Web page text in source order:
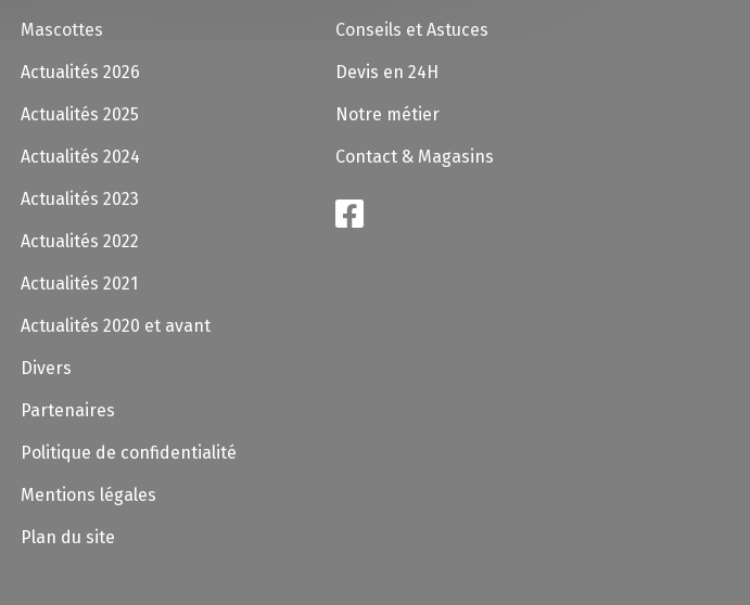
Mascottes
Actualités 2026
Actualités 2025
Actualités 2024
Actualités 2023
Actualités 2022
Actualités 2021
Actualités 2020 et avant
Divers
Partenaires
Politique de confidentialité
Mentions légales
Plan du site
Conseils et Astuces
Devis en 24H
Notre métier
Contact & Magasins